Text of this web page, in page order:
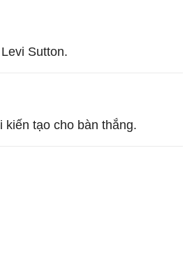
Sutton.
kiến tạo cho bàn thắng.